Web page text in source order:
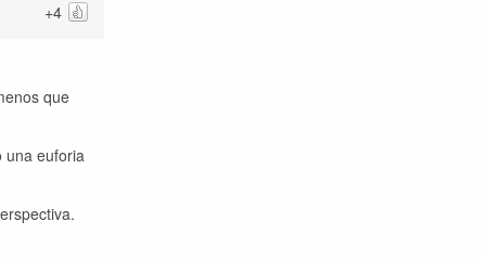
+4
que
una euforia